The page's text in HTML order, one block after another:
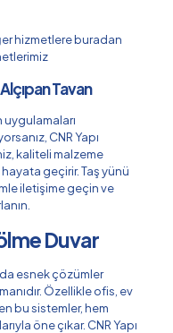
hizmetlere buradan
Tavan
uygulamaları
CNR Yapı
kaliteli malzeme
geçirir. Taş yünü
iletişime geçin ve
Duvar
esnek çözümler
Özellikle ofis, ev
bu sistemler, hem
öne çıkar. CNR Yapı